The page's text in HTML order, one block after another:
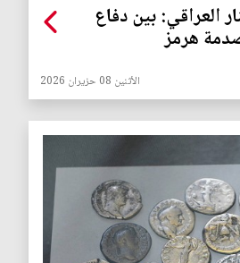
العراقي: بين دفاع
هرمز
الأثنين 08 حزيران 2026